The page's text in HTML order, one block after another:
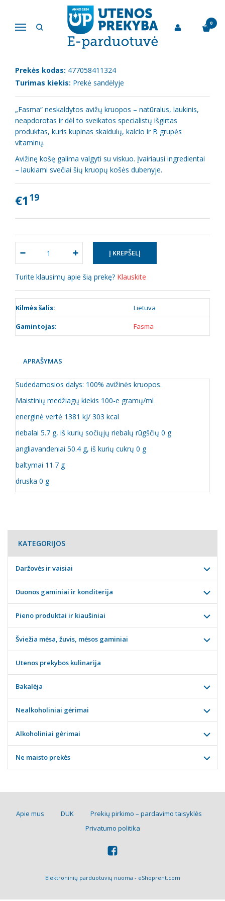
Navigacija
0
Kruopos, dribsniai Avižinės kruopos "Fasma", 800g
AVIŽINĖS KRUOPOS "FASMA", 800G
Prekės kodas: 477058411324
Turimas kiekis: Prekė sandėlyje
„Fasma“ neskaldytos avižų kruopos – natūralus, laukinis,
neapdorotas ir dėl to sveikatos specialistų išgirtas
produktas, kuris kupinas skaidulų, kalcio ir B grupės
vitaminų.
Avižinę košę galima valgyti su viskuo. Įvairiausi ingredientai
– laukiami svečiai šių kruopų košės dubenyje.
€1 19
Turite klausimų apie šią prekę? Klauskite
Kilmės šalis: Lietuva
Gamintojas: Fasma
APRAŠYMAS
Sudedamosios dalys: 100% avižinės kruopos.
Maistinių medžiagų kiekis 100-e gramų/ml
energinė vertė 1381 kJ/ 303 kcal
riebalai 5.7 g, iš kurių sočiųjų riebalų rūgščių 0 g
angliavandeniai 50.4 g, iš kurių cukrų 0 g
baltymai 11.7 g
druska 0 g
KATEGORIJOS
Daržovės ir vaisiai
Duonos gaminiai ir konditerija
Pieno produktai ir kiaušiniai
Šviežia mėsa, žuvis, mėsos gaminiai
Utenos prekybos kulinarija
Bakalėja
Nealkoholiniai gėrimai
Alkoholiniai gėrimai
Ne maisto prekės
Apie mus DUK
Prekių pirkimo – pardavimo taisyklės
Privatumo politika
Elektroninių parduotuvių nuoma - eShoprent.com